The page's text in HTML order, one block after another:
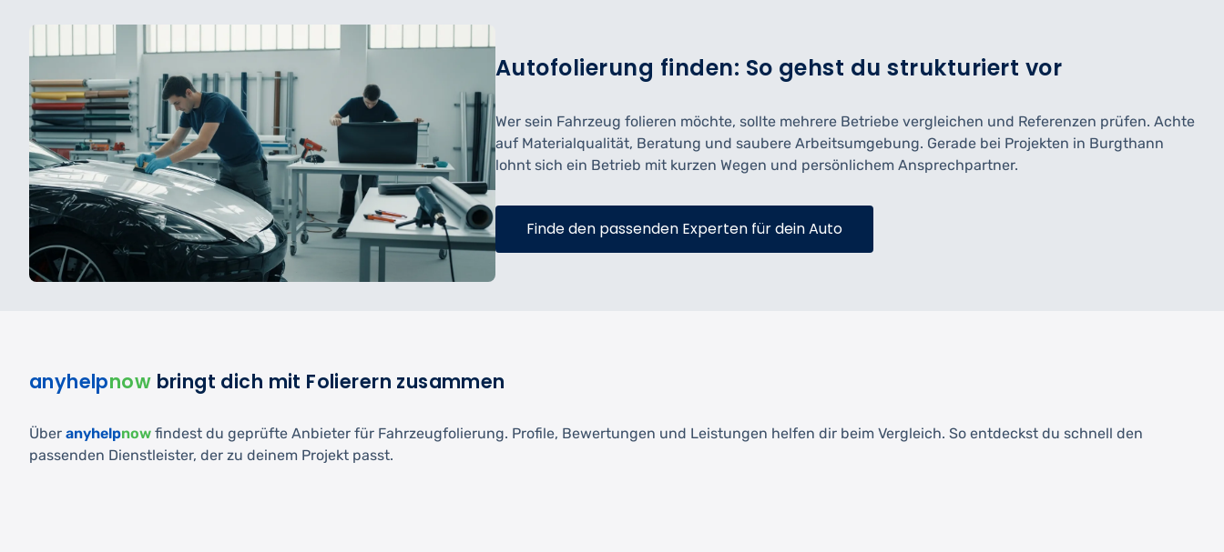
Autofolierung finden: So gehst du strukturiert vor
Wer sein Fahrzeug folieren möchte, sollte mehrere Betriebe vergleichen und Referenzen prüfen. Achte
auf Materialqualität, Beratung und saubere Arbeitsumgebung. Gerade bei Projekten in Burgthann
lohnt sich ein Betrieb mit kurzen Wegen und persönlichem Ansprechpartner.
Finde den passenden Experten für dein Auto
anyhelpnow bringt dich mit Folierern zusammen
Über anyhelpnow findest du geprüfte Anbieter für Fahrzeugfolierung. Profile, Bewertungen und Leistungen helfen dir beim Vergleich. So entdeckst du schnell den
passenden Dienstleister, der zu deinem Projekt passt.